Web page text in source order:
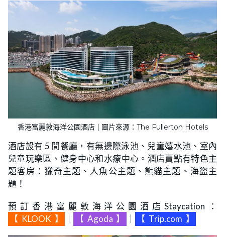
香港富麗敦海洋公園酒店 | 圖片來源：The Fullerton Hotels
酒店設有 5 間餐廳，有無邊際泳池、兒童嬉水池、室內
兒童玩樂區、健身中心和水療中心。酒店賣點有特色主
題客房：獵奇主題、人魚公主題、熊貓主題、海盜主
題！
預訂香港富麗敦海洋公園酒店Staycation：
【 KLOOK 】 【 Agoda 】 【 Trip.com 】